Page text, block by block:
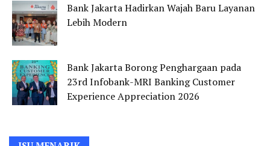
Bank Jakarta Hadirkan Wajah Baru Layanan
Lebih Modern
Bank Jakarta Borong Penghargaan pada
23rd Infobank-MRI Banking Customer
Experience Appreciation 2026